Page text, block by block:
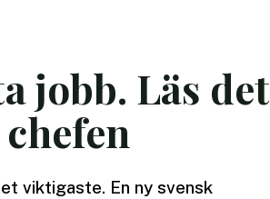
jobb. Läs det
viktigaste. En ny svensk